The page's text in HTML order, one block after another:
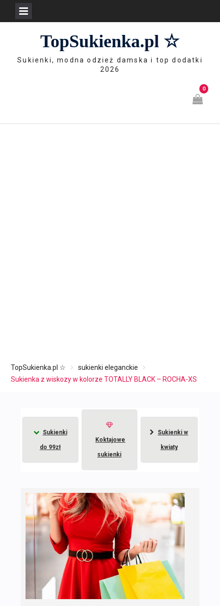
TopSukienka.pl ☆
Sukienki, modna odzież damska i top dodatki
2026
0
TopSukienka.pl ☆
sukienki eleganckie
Sukienka z wiskozy w kolorze TOTALLY BLACK – ROCHA-XS
Sukienki
do 99zł
Koktajowe
sukienki
Sukienki w
kwiaty